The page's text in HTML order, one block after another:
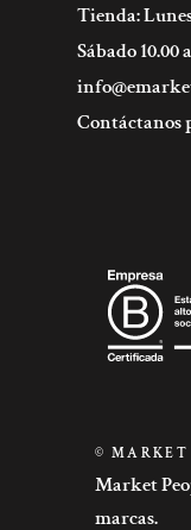
Tienda:
Sábado 10.00
Contáctanos
© MARKET
Market
marcas.